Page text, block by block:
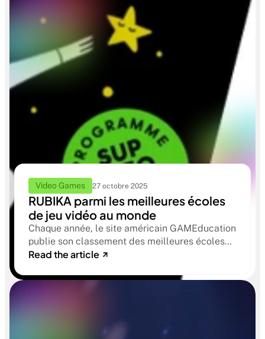
Video Games 27 octobre 2025
RUBIKA parmi les meilleures écoles
de jeu vidéo au monde
Chaque année, le site américain GAMEducation
publie son classement des meilleures écoles
de jeu vidéo. Cette référence internationale est
professionnel·le·s du secteur, car elle repose
Read the article